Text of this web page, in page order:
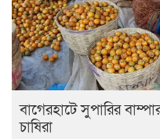
বাগেরহাটে সুপারির
চাষিরা